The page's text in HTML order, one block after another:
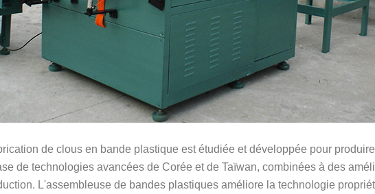
de clous en bande plastique est étudiée et développée pour
de technologies avancées de Corée et de Taïwan, combinées à des
L'assembleuse de bandes plastiques améliore la technologie